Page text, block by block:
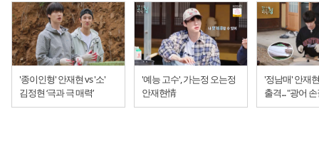
'종이인형' 안재현 vs '소'
김정현 ‘극과 극 매력’
'예능 고수', 가는정 오는정
안재현情
'정남매' 안재
출격... "광어
일당백 활약"